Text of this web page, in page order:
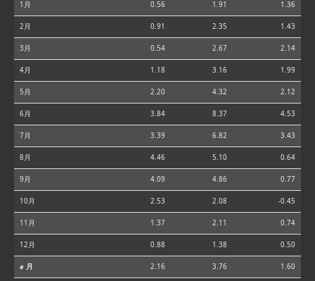
1月 0.56 1.91 1.36
2月 0.91 2.35 1.43
3月 0.54 2.67 2.14
4月 1.18 3.16 1.99
5月 2.20 4.32 2.12
6月 3.84 8.37 4.53
7月 3.39 6.82 3.43
8月 4.46 5.10 0.64
9月 4.09 4.86 0.77
10月 2.53 2.08 -0.45
11月 1.37 2.11 0.74
12月 0.88 1.38 0.50
⌀ 月 2.16 3.76 1.60